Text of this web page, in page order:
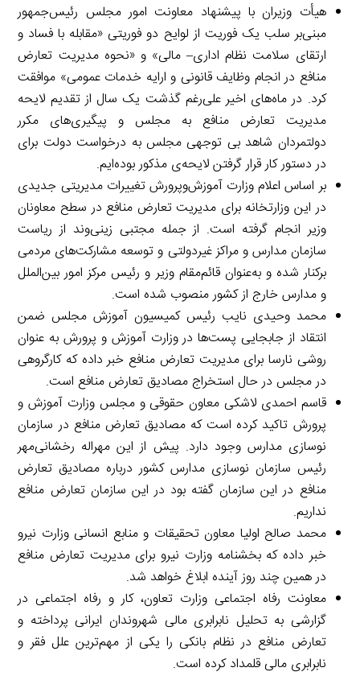
هیأت وزیران با پیشنهاد معاونت امور مجلس رئیس‌جمهور
مبنی‌بر سلب یک فوریت از لوایح دو فوریتی «مقابله با فساد و
ارتقای سلامت نظام اداری– مالی» و «نحوه مدیریت تعارض
منافع در انجام وظایف قانونی و ارایه خدمات عمومی» موافقت
کرد. در ماه‌های اخیر علی‌رغم گذشت یک سال از تقدیم لایحه
مدیریت تعارض منافع به مجلس و پیگیری‌های مکرر
دولتمردان شاهد بی توجهی مجلس به درخواست دولت برای
در دستور کار قرار گرفتن لایحه‌ی مذکور بوده‌ایم.
بر اساس اعلام وزارت آموزش‌وپرورش تغییرات مدیریتی جدیدی
در این وزارتخانه برای مدیریت تعارض منافع در سطح معاونان
وزیر انجام گرفته است. از جمله مجتبی زینی‌وند از ریاست
سازمان مدارس و مراکز غیردولتی و توسعه مشارکت‌های مردمی
برکنار شده و به‌عنوان قائم‌مقام وزیر و رئیس مرکز امور بین‌الملل
و مدارس خارج از کشور منصوب شده است.
محمد وحیدی نایب رئیس کمیسیون آموزش مجلس ضمن
انتقاد از جابجایی پست‌ها در وزارت آموزش و پرورش به عنوان
روشی نارسا برای مدیریت تعارض منافع خبر داده که کارگروهی
در مجلس در حال استخراج مصادیق تعارض منافع است.
قاسم احمدی لاشکی معاون حقوقی و مجلس وزارت آموزش و
پرورش تاکید کرده است که مصادیق تعارض منافع در سازمان
نوسازی مدارس وجود دارد. پیش از این مهراله رخشانی‌مهر
رئیس سازمان نوسازی مدارس کشور درباره مصادیق تعارض
منافع در این سازمان گفته بود در این سازمان تعارض منافع
نداریم.
محمد صالح اولیا معاون تحقیقات و منابع انسانی وزارت نیرو
خبر داده که بخشنامه وزارت نیرو برای مدیریت تعارض منافع
در همین چند روز آینده ابلاغ خواهد شد.
معاونت رفاه اجتماعی وزارت تعاون، کار و رفاه اجتماعی در
گزارشی به تحلیل نابرابری مالی شهروندان ایرانی پرداخته و
تعارض منافع در نظام بانکی را یکی از مهم‌ترین علل فقر و
نابرابری مالی قلمداد کرده است.